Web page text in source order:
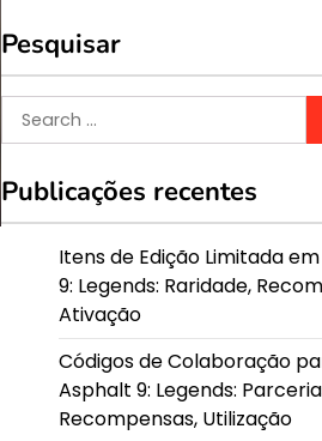
Pesquisar
Search
for:
Publicações recentes
Itens de Edição Limitada
9: Legends: Raridade,
Ativação
Códigos de Colaboração
Asphalt 9: Legends:
Recompensas, Utilização